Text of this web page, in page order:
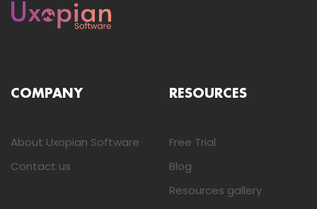
COMPANY
About Uxopian Software
Contact us
RESOURCES
Free Trial
Blog
Resources gallery